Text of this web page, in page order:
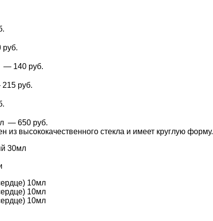
— 140 руб.
руб.
— 650 руб.
из высококачественного стекла и имеет круглую форму.
30мл